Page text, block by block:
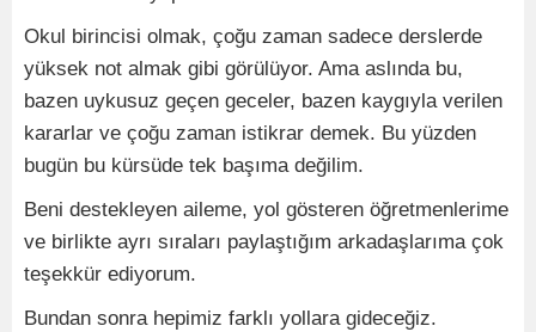
Okul birincisi olmak, çoğu zaman sadece derslerde
yüksek not almak gibi görülüyor. Ama aslında bu,
bazen uykusuz geçen geceler, bazen kaygıyla verilen
kararlar ve çoğu zaman istikrar demek. Bu yüzden
bugün bu kürsüde tek başıma değilim.
Beni destekleyen aileme, yol gösteren öğretmenlerime
ve birlikte ayrı sıraları paylaştığım arkadaşlarıma çok
teşekkür ediyorum.
Bundan sonra hepimiz farklı yollara gideceğiz.